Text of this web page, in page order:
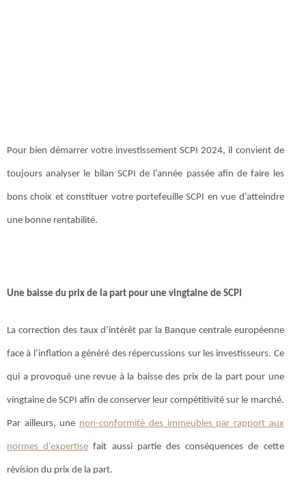
Pour bien démarrer votre investissement SCPI 2024, il convient de
toujours analyser le bilan SCPI de l’année passée afin de faire les
bons choix et constituer votre portefeuille SCPI en vue d’atteindre
une bonne rentabilité.
Une baisse du prix de la part pour une vingtaine de SCPI
La correction des taux d’intérêt par la Banque centrale européenne
face à l’inflation a généré des répercussions sur les investisseurs. Ce
qui a provoqué une revue à la baisse des prix de la part pour une
vingtaine de SCPI afin de conserver leur compétitivité sur le marché.
Par ailleurs, une non-conformité des immeubles par rapport aux
normes d’expertise fait aussi partie des conséquences de cette
révision du prix de la part.